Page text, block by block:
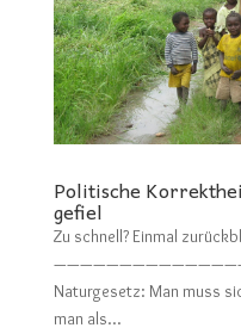
Politische
gefiel
Zu schnell? Einmal
———————————————–
Naturgesetz: Man muss
man als...